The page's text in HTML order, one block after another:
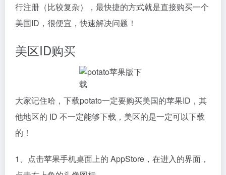
行注册（比较复杂），最快捷的方式就是直接购买一个
美国ID，很便宜，快速解决问题！
美区ID购买
大家记住哈，下载potato一定要购买美国的苹果ID，其
他地区的 ID 不一定能够下载，美区的是一定可以下载
的！
1、点击苹果手机桌面上的 AppStore，在进入的界面，